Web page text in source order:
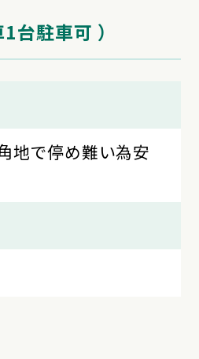
台駐車可 ）
地で停め難い為安